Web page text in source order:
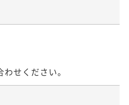
せください。